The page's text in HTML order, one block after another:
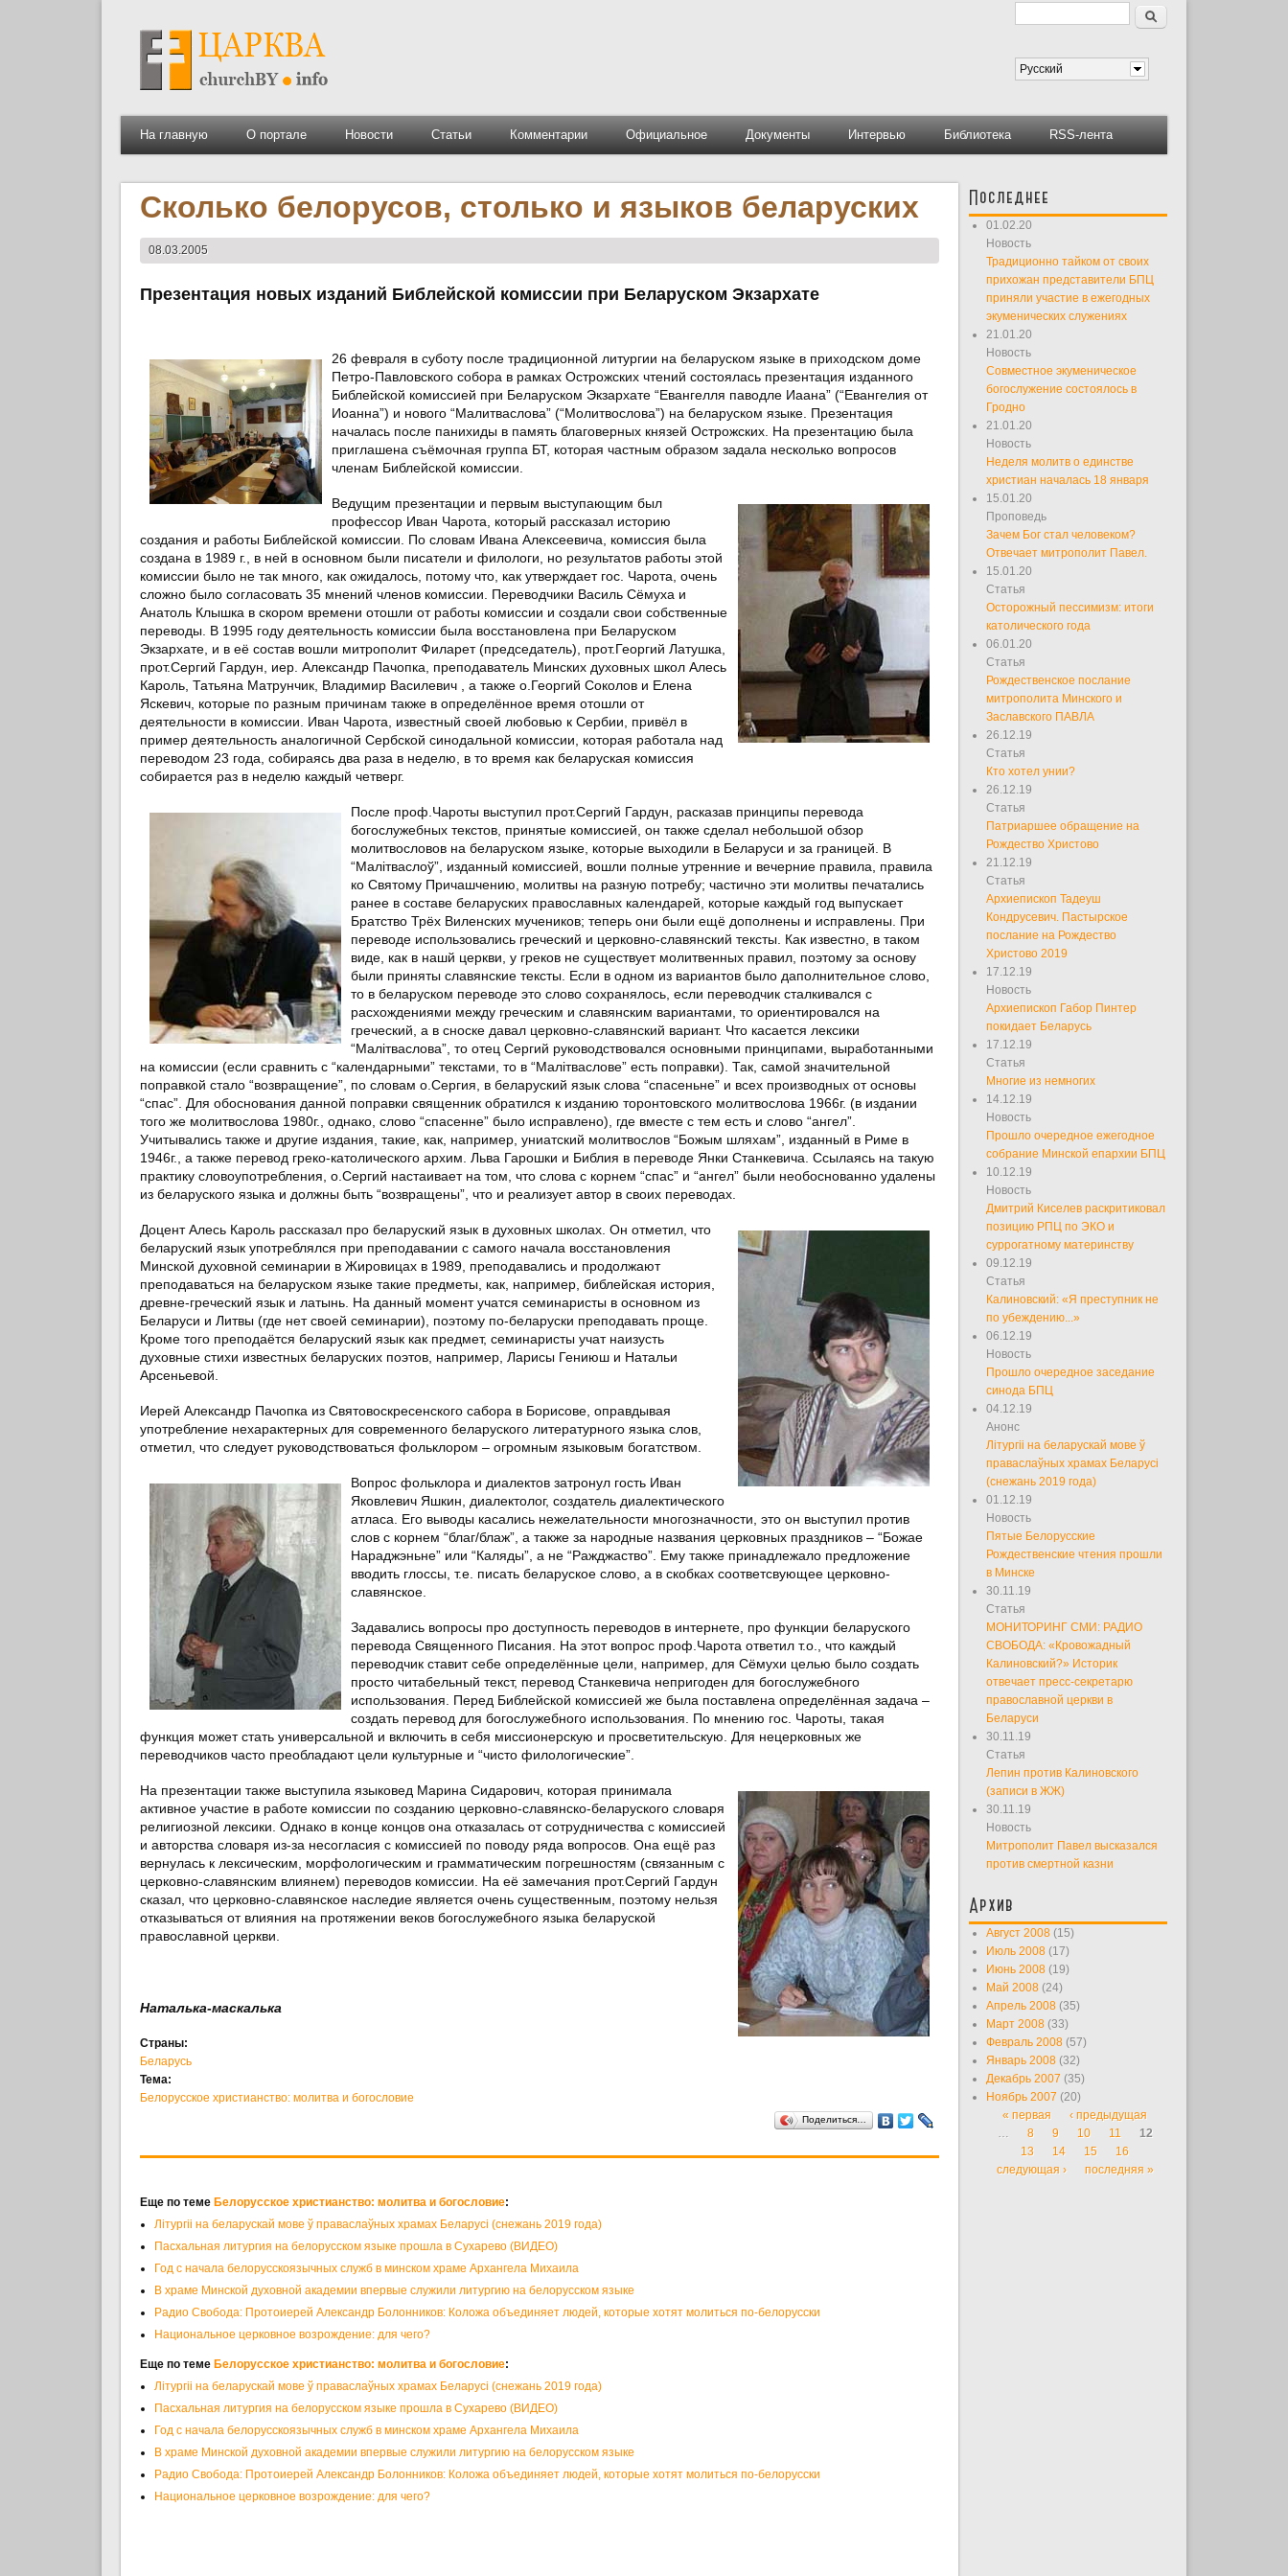
Форма поиска
Поиск
Русский
На главную О портале Новости Статьи Комментарии Официальное Документы Интервью Библиотека RSS-лента
Сколько белорусов, столько и языков беларуских
08.03.2005
Презентация новых изданий Библейской комиссии при Беларуском Экзархате
26 февраля в суботу после традиционной литургии на беларуском языкев приходском доме
Петро-Павловского собора в рамках Острожских чтений состоялась презентация изданного
Библейской комиссией при Беларуском Экзархате “Евангелля паводле Иаана”(“Евангелия от
Иоанна”) и нового “Малитваслова”(“Молитвослова”) на беларуском языке. Презентация
началась после панихиды в память благоверных князей Острожских. На презентацию была
приглашена съёмочная группа БТ, которая частным образом задала несколько вопросов
членам Библейской комиссии.
Ведущим презентации и первым выступающим был
профессор Иван Чарота , который рассказал историю
создания и работы Библейской комиссии. По словам Ивана Алексеевича, комиссия была
создана в 1989 г., в ней в основном были писатели и филологи, но результатов работы этой
комиссии было не так много, как ожидалось, потому что, как утверждает гос. Чарота, очень
сложно было согласовать 35 мнений членов комиссии. Переводчики Василь Сёмуха и
Анатоль Клышка в скором времени отошли от работы комиссии и создали свои собственные
переводы. В 1995 году деятельность комиссии была восстановлена при Беларуском
Экзархате, и в её состав вошли митрополит Филарет(председатель), прот.Георгий Латушка
прот.Сергий Гардун
иер. Александр Пачопка , преподаватель Минских духовных школ Алесь
Кароль, Татьяна Матрунчик, Владимир Василевич , а также о.Георгий Соколови Елена
Яскевич, которые по разным причинам также в определённое время отошли от
деятельности в комиссии. Иван Чарота, известный своей любовью к Сербии, привёл в
пример деятельность аналогичной Сербской синодальной комиссии, которая работала над
переводом 23 года, собираясь два раза в неделю, в то время как беларуская комиссия
собирается раз в неделю каждый четверг.
После проф.Чароты выступил прот.Сергий Гардун , расказав принципы перевода
богослужебных текстов, принятые комиссией, он также сделал небольшой обзор
молитвословов на беларуском языке, которые выходили в Беларуси и за границей. В
“Малітваслоў”, изданный комиссией, вошли полные утренние и вечерние правила, правила
ко Святому Причашчению, молитвы на разную потребу; частично эти молитвы печатались
ранее в составе беларуских православных календарей , которые каждый год выпускает
Братство Трёх Виленских мучеников; теперь они были ещё дополнены и исправлены. При
переводе использовались греческий и церковно-славянский тексты. Как известно, в таком
виде, как в нашй церкви, у греков не существует молитвенных правил, поэтому за основу
были приняты славянские тексты. Если в одном из вариантов было даполнительное слово,
то в беларуском переводе это слово сохранялось, если переводчик сталкивался с
расхождениями между греческим и славянским вариантами, то ориентировался на
греческий, а в сноске давал церковно-славянский вариант. Что касается лексики
“Малітваслова”, то отец Сергий руководствовался основными принципами, выработанными
на комиссии (если сравнить с “календарными” текстами, то в “Малітваслове” есть поправки). Так, самой значительной
поправкой стало “возвращение”, по словам о.Сергия, в беларуский язык слова “спасеньне”и всех производных от основы
“спас”. Для обоснования данной поправки священник обратился к изданию торонтовского молитвослова 1966г. (в издании
того же молитвослова 1980г., однако, слово “спасенне” было исправлено), где вместе с тем есть и слово “ангел”.
Учитывались также и другие издания, такие, как, например, униатский молитвослов “Божым шляхам”, изданный в Риме в
1946г., а также перевод греко-католического архим. Льва Гарошки и Библия в переводе Янки Станкевича . Ссылаясь на такую
практику словоупотребления, о.Сергий настаивает на том, что слова с корнем “спас” и “ангел” были необоснованно удалены
из беларуского языка и должны быть “возвращены”, что и реализует автор в своих переводах.
Доцент Алесь Карольрассказал про беларуский язык в духовных школах. Он отметил, что
беларуский язык употреблялся при преподавании с самого начала восстановления
Минской духовной семинарии в Жировицах в 1989, преподавались и продолжают
преподаваться на беларуском языкетакие предметы, как, например, библейская история,
древне-греческий язык и латынь. На данный момент учатся семинаристы в основном из
Беларуси и Литвы (где нет своей семинарии), поэтому по-беларуски преподавать проще.
Кроме того преподаётся беларуский язык как предмет, семинаристы учат наизусть
духовные стихи известных беларуских поэтов, например, Ларисы Гениюши Натальи
Арсеньевой
Иерей Александр Пачопка из Святовоскресенского сабора в Борисове, оправдывая
употребление нехарактерных для современного беларуского литературного языка слов,
отметил, что следует руководствоваться фольклором – огромным языковым богатством.
Вопрос фольклора и диалектов затронул гость Иван
Яковлевич Яшкин , диалектолог, создатель диалектического
атласа. Его выводы касались нежелательности многозначности, это он выступил против
слов с корнем “благ/блаж”, а также за народные названия церковных праздников – “Божае
Нараджэньне”или “Каляды”, а не “Ражджаство”. Ему также принадлежало предложение
вводить глоссы, т.е. писать беларуское слово, а в скобках соответсвующее церковно-
славянское.
Задавались вопросы про доступность переводов в интернете, про функции беларуского
перевода Священного Писания. На этот вопрос проф.Чарота ответил т.о., что каждый
переводчик ставит себе определённые цели, например, для Сёмухи целью было создать
просто читабельный текст, перевод Станкевича непригоден для богослужебного
использования. Перед Библейской комиссией же была поставлена определённая задача –
создать перевод для богослужебного использования. По мнению гос. Чароты, такая
функция может стать универсальной и включить в себя миссионерскую и просветительскую. Для нецерковных же
переводчиков часто преобладают цели культурные и “чисто филологические”.
На презентации также выступила языковед Марина Сидарович, которая принимала
активное участие в работе комиссии по созданию церковно-славянско-беларуского словаря
религиозной лексики. Однако в конце концов она отказалась от сотрудничества с комиссией
и авторства словаря из-за несогласия с комиссией по поводу ряда вопросов. Она ещё раз
вернулась к лексическим, морфологическим и грамматическим погрешностям (связанным с
церковно-славянским влиянем) переводов комиссии. На её замечания прот.Сергий Гардун
сказал, что церковно-славянское наследие является очень существенным, поэтому нельзя
отказываться от влияния на протяжении веков богослужебного языка беларуской
православной церкви.
Наталька-маскалька
Страны:
Беларусь
Тема:
Белорусское христианство: молитва и богословие
Поделиться…
Еще по теме Белорусское христианство: молитва и богословие:
Літургіі на беларускай мове ў праваслаўных храмах Беларусі (снежань 2019 года)
Пасхальная литургия на белорусском языке прошла в Сухарево (ВИДЕО)
Год с начала белорусскоязычных служб в минском храме Архангела Михаила
В храме Минской духовной академии впервые служили литургию на белорусском языке
Радио Свобода: Протоиерей Александр Болонников: Коложа объединяет людей, которые хотят молиться по-белорусски
Национальное церковное возрождение: для чего?
Еще по теме Белорусское христианство: молитва и богословие:
Літургіі на беларускай мове ў праваслаўных храмах Беларусі (снежань 2019 года)
Пасхальная литургия на белорусском языке прошла в Сухарево (ВИДЕО)
Год с начала белорусскоязычных служб в минском храме Архангела Михаила
В храме Минской духовной академии впервые служили литургию на белорусском языке
Радио Свобода: Протоиерей Александр Болонников: Коложа объединяет людей, которые хотят молиться по-белорусски
Национальное церковное возрождение: для чего?
Последнее
01.02.20
Новость
Традиционно тайком от своих
прихожан представители БПЦ
приняли участие в ежегодных
экуменических служениях
21.01.20
Новость
Совместное экуменическое
богослужение состоялось в
Гродно
21.01.20
Новость
Неделя молитв о единстве
христиан началась 18 января
15.01.20
Проповедь
Зачем Бог стал человеком?
Отвечает митрополит Павел.
15.01.20
Статья
Осторожный пессимизм: итоги
католического года
06.01.20
Статья
Рождественское послание
митрополита Минского и
Заславского ПАВЛА
26.12.19
Статья
Кто хотел унии?
26.12.19
Статья
Патриаршее обращение на
Рождество Христово
21.12.19
Статья
Архиепископ Тадеуш
Кондрусевич. Пастырское
послание на Рождество
Христово 2019
17.12.19
Новость
Архиепископ Габор Пинтер
покидает Беларусь
17.12.19
Статья
Многие из немногих
14.12.19
Новость
Прошло очередное ежегодное
собрание Минской епархии БПЦ
10.12.19
Новость
Дмитрий Киселев раскритиковал
позицию РПЦ по ЭКО и
суррогатному материнству
09.12.19
Статья
Калиновский: «Я преступник не
по убеждению...»
06.12.19
Новость
Прошло очередное заседание
синода БПЦ
04.12.19
Анонс
Літургіі на беларускай мове ў
праваслаўных храмах Беларусі
(снежань 2019 года)
01.12.19
Новость
Пятые Белорусские
Рождественские чтения прошли
в Минске
30.11.19
Статья
МОНИТОРИНГ СМИ: РАДИО
СВОБОДА: «Кровожадный
Калиновский?» Историк
отвечает пресс-секретарю
православной церкви в
Беларуси
30.11.19
Статья
Лепин против Калиновского
(записи в ЖЖ)
30.11.19
Новость
Митрополит Павел высказался
против смертной казни
Архив
Август 2008 (15)
Июль 2008 (17)
Июнь 2008 (19)
Май 2008 (24)
Апрель 2008 (35)
Март 2008 (33)
Февраль 2008 (57)
Январь 2008 (32)
Декабрь 2007 (35)
Ноябрь 2007 (20)
Страницы
« первая
‹ предыдущая
…
8 9 10 11
12
13
14 15
16
следующая ›
последняя »